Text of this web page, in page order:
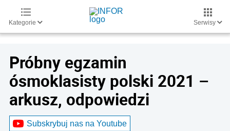
Kategorie Serwisy
Próbny egzamin
ósmoklasisty polski 2021 –
arkusz, odpowiedzi
Subskrybuj nas na Youtube